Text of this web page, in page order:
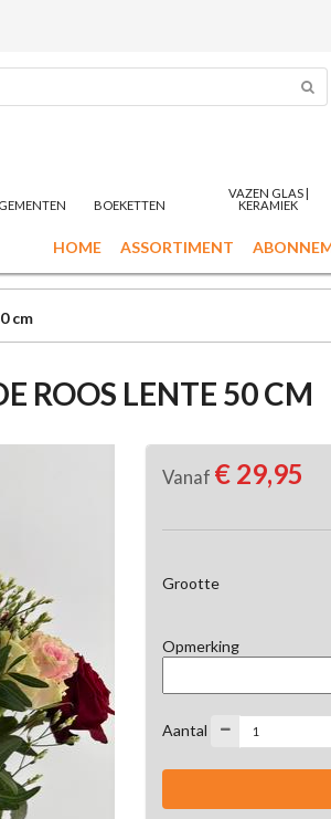
BOEKETTEN
VAZEN GLAS |
KERAMIEK
HOME ASSORTIMENT
cm
ROOS LENTE 50 CM
Vanaf € 29,95
Grootte
Opmerking
Aantal